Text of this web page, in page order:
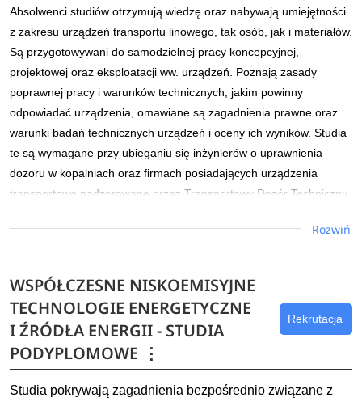
komputerowych w ochronie środowiska, najnowsze
przepisy i normy prawne z ich interpretacją, zarządzanie
środowiskiem, ekonomia i ekonomika środowiska. Zajęcia
prowadzone są w formie wykładów, konwersatoriów i zajęć
terenowych.
Szczególne miejsce w programie studiów zajmują
współczesne problemy gospodarki odpadami i odnawialne
źródła energii.
Absolwenci studiów otrzymują wiedzę oraz nabywają umiejętności
z zakresu urządzeń transportu linowego, tak osób, jak i materiałów.
Są przygotowywani do samodzielnej pracy koncepcyjnej,
projektowej oraz eksploatacji ww. urządzeń. Poznają zasady
poprawnej pracy i warunków technicznych, jakim powinny
odpowiadać urządzenia, omawiane są zagadnienia prawne oraz
warunki badań technicznych urządzeń i oceny ich wyników. Studia
te są wymagane przy ubieganiu się inżynierów o uprawnienia
dozoru w kopalniach oraz firmach posiadających urządzenia
transportowe nadzorowane przez Transportowy Dozór Techniczny
Rozwiń
WSPÓŁCZESNE NISKOEMISYJNE
TECHNOLOGIE ENERGETYCZNE
I ŹRÓDŁA ENERGII - STUDIA
PODYPLOMOWE ⋮
Rekrutacja
Studia pokrywają zagadnienia bezpośrednio związane z